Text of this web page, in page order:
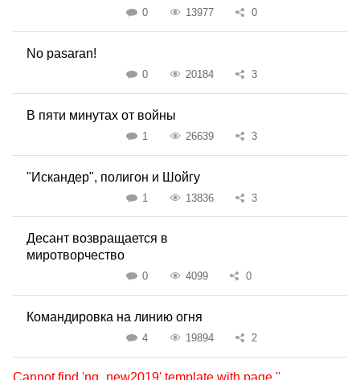
0 13977 0
No pasaran!
0 20184 3
В пяти минутах от войны
1 26639 3
"Искандер", полигон и Шойгу
1 13836 3
Десант возвращается в
миротворчество
0 4099 0
Командировка на линию огня
4 19894 2
Cannot find 'ng_new2019' template with page ''